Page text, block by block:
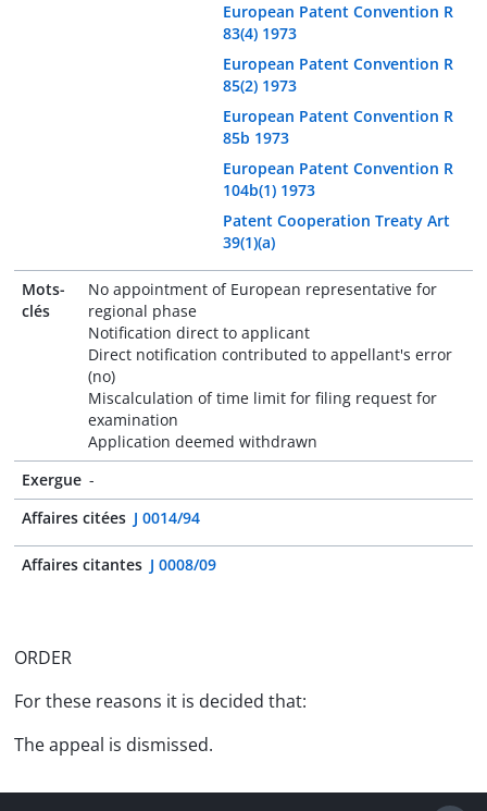
European Patent Convention R
83(4) 1973
European Patent Convention R
85(2) 1973
European Patent Convention R
85b 1973
European Patent Convention R
104b(1) 1973
Patent Cooperation Treaty Art
39(1)(a)
Mots-
clés
No appointment of European representative for
regional phase
Notification direct to applicant
Direct notification contributed to appellant's error
(no)
Miscalculation of time limit for filing request for
examination
Application deemed withdrawn
Exergue -
Affaires citées J 0014/94
Affaires citantes J 0008/09
ORDER
For these reasons it is decided that:
The appeal is dismissed.